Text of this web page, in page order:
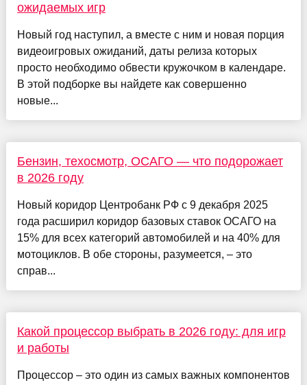
ожидаемых игр
Новый год наступил, а вместе с ним и новая порция
видеоигровых ожиданий, даты релиза которых
просто необходимо обвести кружочком в календаре.
В этой подборке вы найдете как совершенно
новые...
Бензин, техосмотр, ОСАГО — что подорожает
в 2026 году
Новый коридор Центробанк РФ с 9 декабря 2025
года расширил коридор базовых ставок ОСАГО на
15% для всех категорий автомобилей и на 40% для
мотоциклов. В обе стороны, разумеется, – это
справ...
Какой процессор выбрать в 2026 году: для игр
и работы
Процессор – это один из самых важных компонентов